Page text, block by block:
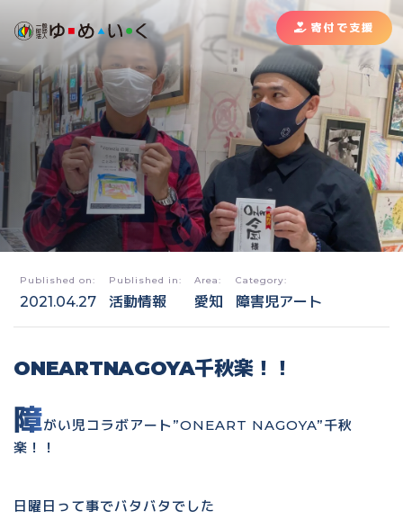
寄付で支援
Published on:
2021.04.27
Published in:
活動情報
Area:
愛知
Category:
障害児アート
ONEARTNAGOYA千秋楽！！
障がい児コラボアート”ONEART NAGOYA”千秋
楽！！
日曜日って事でバタバタでした